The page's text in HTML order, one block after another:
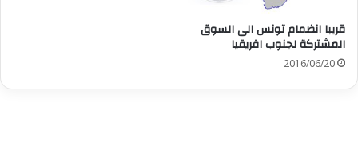
قريبا انضمام تونس الى السوق
المشتركة لجنوب افريقيا
2016/06/20